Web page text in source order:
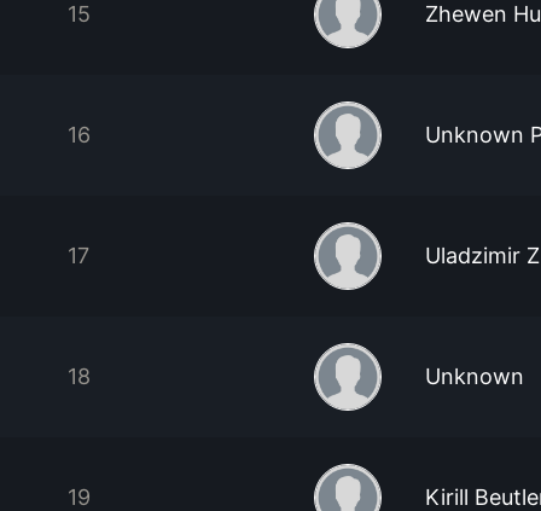
15 Zhewen Hu
16 Unknown
17 Uladzimir
18 Unknown
19 Kirill